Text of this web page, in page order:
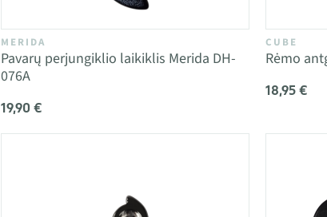
MERIDA
Pavarų perjungiklio laikiklis Merida DH-
076A
19,90 €
CUBE
Rėmo
18,95 €